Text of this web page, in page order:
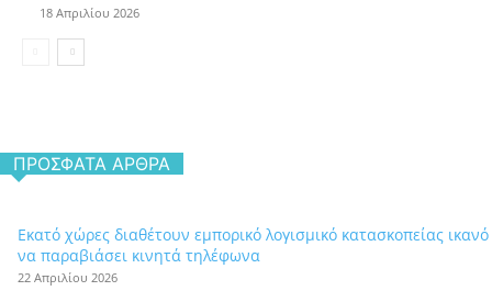
18 Απριλίου 2026
ΠΡΌΣΦΑΤΑ ΆΡΘΡΑ
Εκατό χώρες διαθέτουν εμπορικό λογισμικό κατασκοπείας ικανό
να παραβιάσει κινητά τηλέφωνα
22 Απριλίου 2026